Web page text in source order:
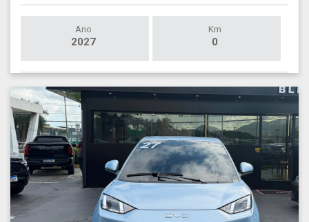
Ano
2027
Km
0